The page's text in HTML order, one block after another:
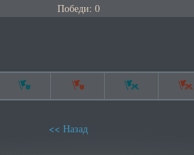
Победи: 0
Назад